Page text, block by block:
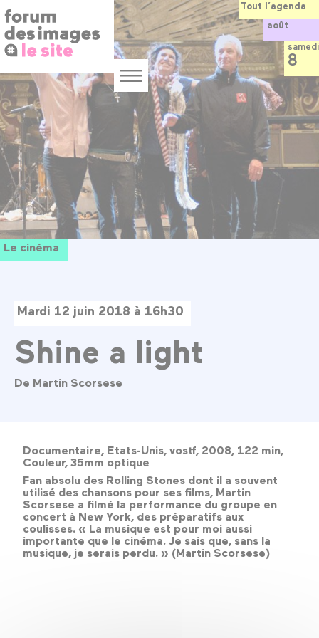
Panneau de gestion des cookies
au
contenu
principal
Menu
Le cinéma
Mardi 12 juin 2018 à 16h30
Shine a light
De Martin Scorsese
Documentaire, Etats-Unis, vostf, 2008, 122 min,
Couleur, 35mm optique
Fan absolu des Rolling Stones dont il a souvent
utilisé des chansons pour ses films, Martin
Scorsese a filmé la performance du groupe en
concert à New York, des préparatifs aux
coulisses. « La musique est pour moi aussi
importante que le cinéma. Je sais que, sans la
musique, je serais perdu. » (Martin Scorsese)
Tout l’agenda
août
samedi
8